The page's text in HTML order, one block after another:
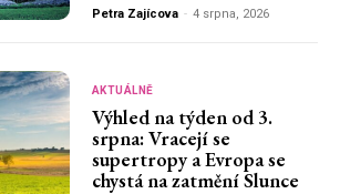
Petra Zajícova - 4 srpna, 2026
AKTUÁLNĚ
Výhled na týden od 3.
srpna: Vracejí se
supertropy a Evropa se
chystá na zatmění Slunce